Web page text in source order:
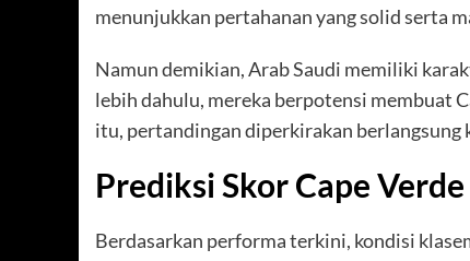
menunjukkan pertahanan yang solid serta
Namun demikian, Arab Saudi memiliki
lebih dahulu, mereka berpotensi membuat
itu, pertandingan diperkirakan
Prediksi Skor Cape
Berdasarkan performa terkini, kondisi